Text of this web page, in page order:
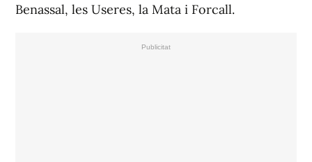
Benassal, les Useres, la Mata i Forcall.